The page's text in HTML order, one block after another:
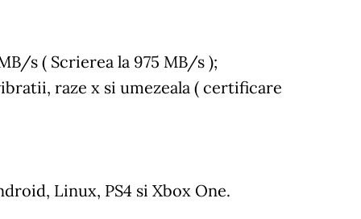
s ( Scrierea la 975 MB/s );
raze x si umezeala ( certificare
Linux, PS4 si Xbox One.